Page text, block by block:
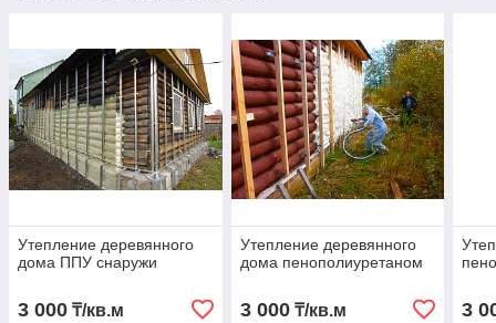
Утепление деревянного
дома ППУ снаружи
3 000 ₸/кв.м
Утепление деревянного
дома пенополиуретаном
3 000₸/кв.м 3